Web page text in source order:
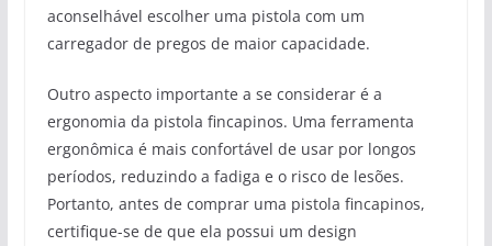
aconselhável escolher uma pistola com um
carregador de pregos de maior capacidade.
Outro aspecto importante a se considerar é a
ergonomia da pistola fincapinos. Uma ferramenta
ergonômica é mais confortável de usar por longos
períodos, reduzindo a fadiga e o risco de lesões.
Portanto, antes de comprar uma pistola fincapinos,
certifique-se de que ela possui um design